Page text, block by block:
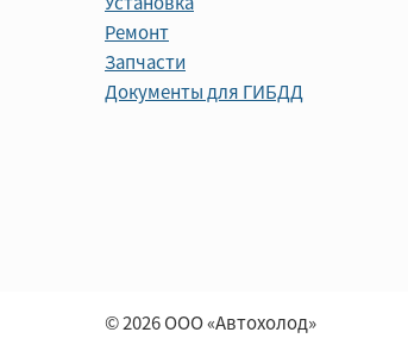
Ремонт
Запчасти
Документы для ГИБДД
© 2026 ООО «Автохолод»